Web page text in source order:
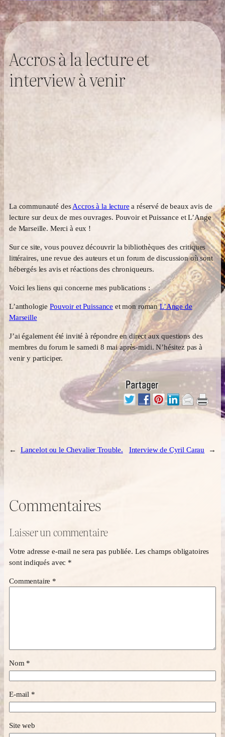
Accros à la lecture et
interview à venir
La communauté desAccros à la lecture a réservé de beaux avis de
lecture sur deux de mes ouvrages. Pouvoir et Puissance et L’Ange
de Marseille. Merci à eux !
Sur ce site, vous pouvez découvrir la bibliothèques des critiques
littéraires, une revue des auteurs et un forum de discussion où sont
hébergés les avis et réactions des chroniqueurs.
Voici les liens qui concerne mes publications :
L’anthologiePouvoir et Puissance et mon romanL’Ange de
Marseille
J’ai également été invité à répondre en direct aux questions des
membres du forum le samedi 8 mai après-midi. N’hésitez pas à
venir y participer.
← Lancelot ou le Chevalier Trouble. Interview de Cyril Carau →
Commentaires
Laisser un commentaire
Votre adresse e-mail ne sera pas publiée. Les champs obligatoires
sont indiqués avec *
Commentaire *
Nom *
E-mail *
Site web